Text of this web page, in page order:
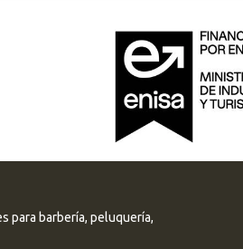
para barbería, peluquería,